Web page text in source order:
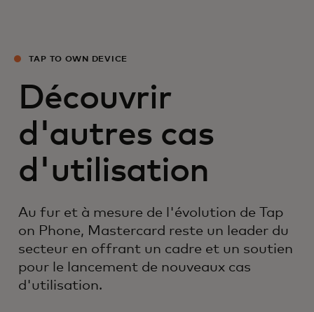
TAP TO OWN DEVICE
Découvrir
d'autres cas
d'utilisation
Au fur et à mesure de l'évolution de Tap
on Phone, Mastercard reste un leader du
secteur en offrant un cadre et un soutien
pour le lancement de nouveaux cas
d'utilisation.